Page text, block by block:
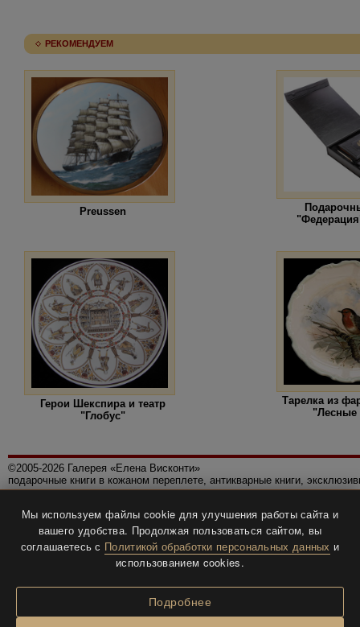
РЕКОМЕНДУЕМ
Preussen
Герои Шекспира и театр
"Глобус"
Тарелка из
"Лесные
©2005-2026 Галерея «Елена Висконти»
подарочные книги в кожаном переплете, антикварные книги,
Политика конфиденциальности
Все права защищены.
Разработка и дизайнBTV-info.
Мы используем файлы cookie для улучшения работы сайта и
вашего удобства. Продолжая пользоваться сайтом, вы
соглашаетесь с Политикой обработки персональных данных и
использованием cookies.
Подробнее